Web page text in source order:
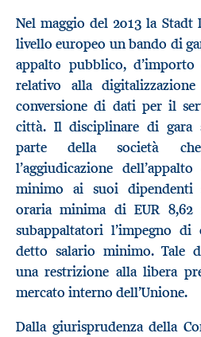
Nel maggio del 2013 la
livello europeo un bando di
appalto pubblico, d’importo
relativo alla
conversione di dati per il
città. Il disciplinare di gara
parte della società
l’aggiudicazione
minimo ai suoi dipendenti
oraria minima di EUR
subappaltatori l’impegno
detto salario minimo. Tale
una restrizione alla libera
mercato interno dell’Unione.
Dalla giurisprudenza della